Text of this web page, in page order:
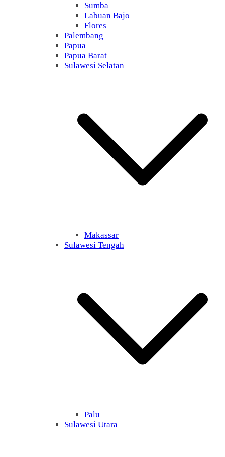
Sumba
Labuan Bajo
Flores
Palembang
Papua
Papua Barat
Sulawesi Selatan
Makassar
Sulawesi Tengah
Palu
Sulawesi Utara